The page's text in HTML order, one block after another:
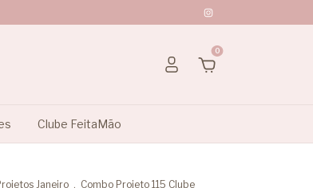
0
Clube FeitaMão
Janeiro . Combo Projeto 115 Clube